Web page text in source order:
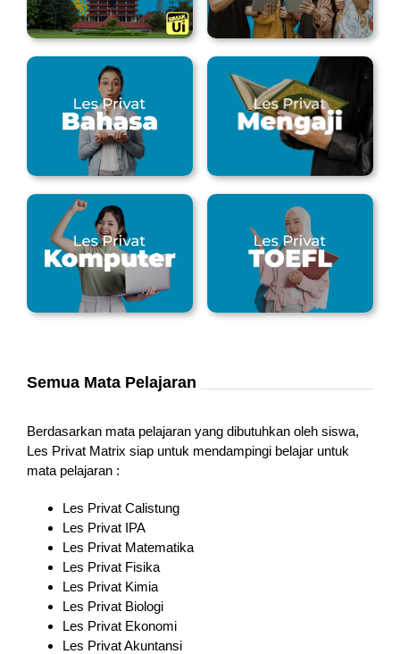
Semua Mata Pelajaran
Berdasarkan mata pelajaran yang dibutuhkan oleh siswa,
Les Privat Matrix siap untuk mendampingi belajar untuk
mata pelajaran :
Les Privat Calistung
Les Privat IPA
Les Privat Matematika
Les Privat Fisika
Les Privat Kimia
Les Privat Biologi
Les Privat Ekonomi
Les Privat Akuntansi